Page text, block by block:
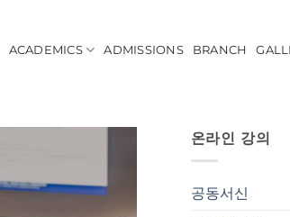
ACADEMICS ADMISSIONS BRANCH
온라인 강의
공동서신